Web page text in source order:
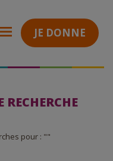
JE DONNE
RECHERCHE
pour : ""